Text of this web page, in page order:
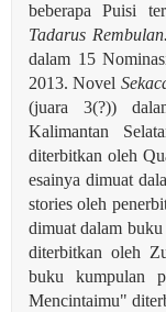
beberapa Puisi
Tadarus Rembulan.
dalam 15
2013. Novel
(juara 3(?))
Kalimantan
diterbitkan oleh
esainya dimuat
stories oleh
dimuat dalam
diterbitkan oleh
buku kumpulan
Mencintaimu"